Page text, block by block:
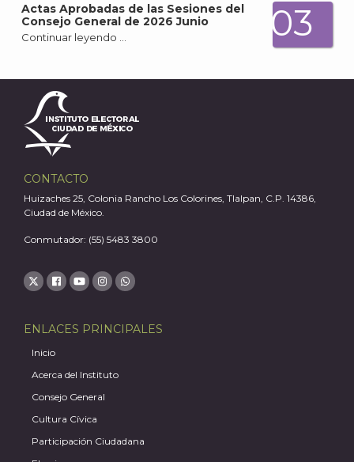
Actas Aprobadas de las Sesiones del
Consejo General de 2026 Junio
Continuar leyendo … 03
CONTACTO
Huizaches 25, Colonia Rancho Los Colorines, Tlalpan, C.P. 14386,
Ciudad de México.
Conmutador: (55) 5483 3800
ENLACES PRINCIPALES
Inicio
Acerca del Instituto
Consejo General
Cultura Cívica
Participación Ciudadana